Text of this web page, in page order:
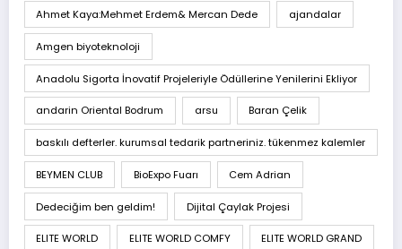
Ahmet Kaya:Mehmet Erdem& Mercan Dede ajandalar
Amgen biyoteknoloji
Anadolu Sigorta İnovatif Projeleriyle Ödüllerine Yenilerini Ekliyor
andarin Oriental Bodrum arsu Baran Çelik
baskılı defterler. kurumsal tedarik partneriniz. tükenmez kalemler
BEYMEN CLUB BioExpo Fuarı Cem Adrian
Dedeciğim ben geldim! Dijital Çaylak Projesi
ELITE WORLD ELITE WORLD COMFY ELITE WORLD GRAND